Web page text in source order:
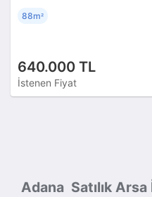
640.000 TL
İstenen Fiyat
88m²
Adana Satılık Arsa